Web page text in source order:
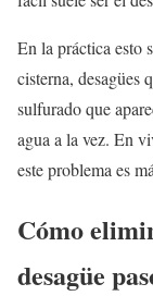
En la práctica esto
cisterna, desagües
sulfurado que
agua a la vez. En
este problema es
Cómo
desagüe